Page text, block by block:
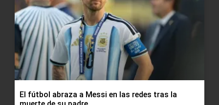
El fútbol abraza a Messi en las redes tras la